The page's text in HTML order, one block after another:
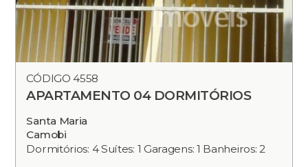
CÓDIGO 4558
APARTAMENTO 04 DORMITÓRIOS
Santa Maria
Camobi
Dormitórios: 4 Suítes: 1 Garagens: 1 Banheiros: 2